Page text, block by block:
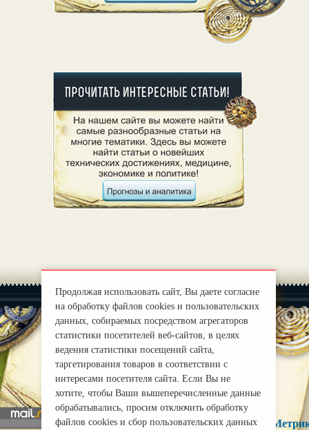
О нас |
mirprognoz@mail.ru
Продолжая использовать сайт, Вы даете согласие
на обработку файлов cookies и пользовательских
данных, собираемых посредством агрегаторов
статистики посетителей веб-сайтов, в целях
ведения статистики посещений сайта,
таргетирования товаров в соответствии с
интересами посетителя сайта. Если Вы не
хотите, чтобы Ваши вышеперечисленные данные
обрабатывались, просим отключить обработку
файлов cookies и сбор пользовательских данных